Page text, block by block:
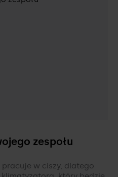
zespołu
w ciszy, dlatego